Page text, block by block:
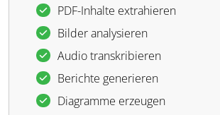
PDF-Inhalte extrahieren
Bilder analysieren
Audio transkribieren
Berichte generieren
Diagramme erzeugen